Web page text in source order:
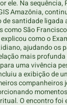
ele. Na sequência,
Amazônia,
de santidade ligada
como São
explicou como o
ajudando os
mais
uma vivência
a exibição de
companheiros
O encontro foi